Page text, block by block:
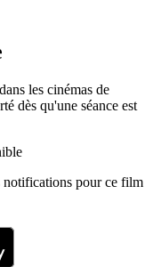
les cinémas de
dès qu'une séance est
notifications pour ce film